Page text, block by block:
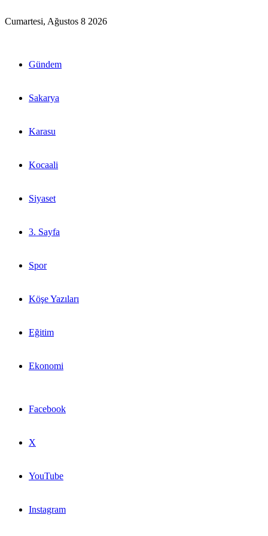
Cumartesi, Ağustos 8 2026
Gündem
Sakarya
Karasu
Kocaali
Siyaset
3. Sayfa
Spor
Köşe Yazıları
Eğitim
Ekonomi
Facebook
X
YouTube
Instagram